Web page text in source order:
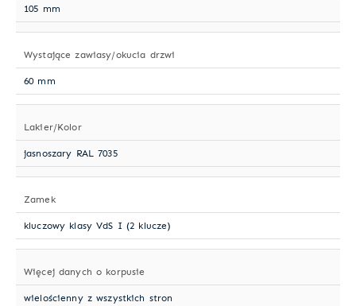
105 mm
Wystające zawiasy/okucia drzwi
60 mm
Lakier/Kolor
jasnoszary RAL 7035
Zamek
kluczowy klasy VdS I (2 klucze)
Więcej danych o korpusie
wielościenny z wszystkich stron